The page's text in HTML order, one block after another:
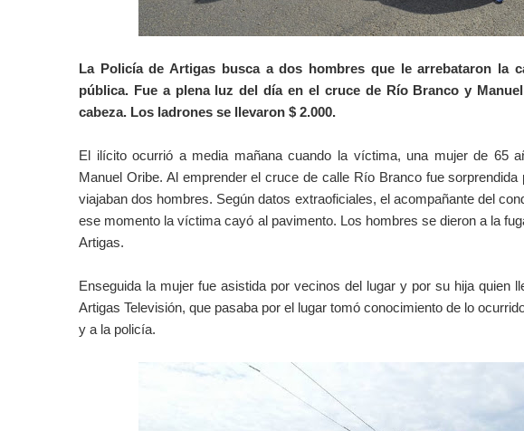
La Policía de Artigas busca a dos hombres que le arrebataron la
pública. Fue a plena luz del día en el cruce de Río Branco y
cabeza. Los ladrones se llevaron $ 2.000.
El ilícito ocurrió a media mañana cuando la víctima, una mujer de 65
Manuel Oribe. Al emprender el cruce de calle Río Branco fue sorprendida
viajaban dos hombres. Según datos extraoficiales, el acompañante del
ese momento la víctima cayó al pavimento. Los hombres se dieron a la
Artigas.
Enseguida la mujer fue asistida por vecinos del lugar y por su hija quien
Artigas Televisión, que pasaba por el lugar tomó conocimiento de lo
y a la policía.